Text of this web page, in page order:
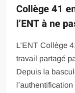
Collège 41
l’ENT à ne
L’ENT Collège
travail partagé
Depuis la